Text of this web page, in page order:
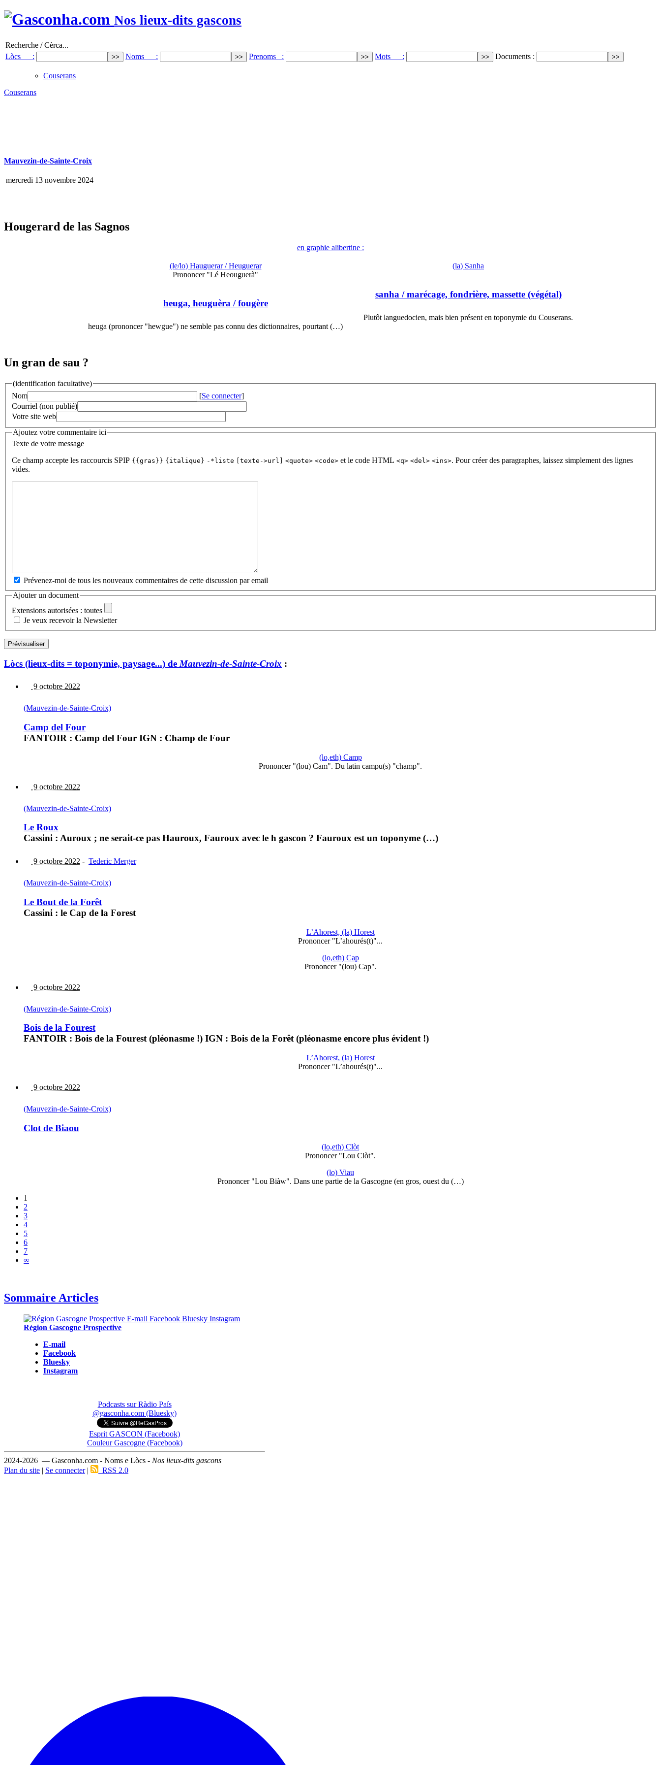
Nos lieux-dits gascons
Recherche / Cèrca...
Lòcs :
Noms : Prenoms : Mots : Documents :
Couserans
Couserans
Mauvezin-de-Sainte-Croix
mercredi 13 novembre 2024
Hougerard de las Sagnos
en graphie alibertine :
(le/lo) Hauguerar / Heuguerar
Prononcer "Lé Heouguerà"
heuga, heuguèra / fougère
heuga (prononcer "hewgue") ne semble pas connu des dictionnaires, pourtant (…)
(la) Sanha
sanha / marécage, fondrière, massette (végétal)
Plutôt languedocien, mais bien présent en toponymie du Couserans.
Un gran de sau ?
(identification facultative)
Nom
[Se connecter]
Courriel (non publié)
Votre site web
Ajoutez votre commentaire ici
Texte de votre message
Ce champ accepte les raccourcis SPIP {{gras}} {italique} -*liste [texte->url] <quote> <code> et le code HTML <q> <del> <ins>. Pour créer des paragraphes, laissez simplement des lignes
vides.
Prévenez-moi de tous les nouveaux commentaires de cette discussion par email
Ajouter un document
Extensions autorisées : toutes
Je veux recevoir la Newsletter
Lòcs (lieux-dits = toponymie, paysage...) de Mauvezin-de-Sainte-Croix :
9 octobre 2022
(Mauvezin-de-Sainte-Croix)
Camp del Four
FANTOIR : Camp del Four IGN : Champ de Four
(lo,eth) Camp
Prononcer "(lou) Cam". Du latin campu(s) "champ".
9 octobre 2022
(Mauvezin-de-Sainte-Croix)
Le Roux
Cassini : Auroux ; ne serait-ce pas Hauroux, Fauroux avec le h gascon ? Fauroux est un toponyme (…)
9 octobre 2022 - Tederic Merger
(Mauvezin-de-Sainte-Croix)
Le Bout de la Forêt
Cassini : le Cap de la Forest
L’Ahorest, (la) Horest
Prononcer "L’ahourés(t)"...
(lo,eth) Cap
Prononcer "(lou) Cap".
9 octobre 2022
(Mauvezin-de-Sainte-Croix)
Bois de la Fourest
FANTOIR : Bois de la Fourest (pléonasme !) IGN : Bois de la Forêt (pléonasme encore plus évident !)
L’Ahorest, (la) Horest
Prononcer "L’ahourés(t)"...
9 octobre 2022
(Mauvezin-de-Sainte-Croix)
Clot de Biaou
(lo,eth) Clòt
Prononcer "Lou Clòt".
(lo) Viau
Prononcer "Lou Biàw". Dans une partie de la Gascogne (en gros, ouest du (…)
1
2
3
4
5
6
7
∞
Sommaire Articles
Région Gascogne Prospective
E-mail
Facebook
Bluesky
Instagram
Podcasts sur Ràdio País
@gasconha.com (Bluesky)
Esprit GASCON (Facebook)
Couleur Gascogne (Facebook)
2024-2026 — Gasconha.com - Noms e Lòcs - Nos lieux-dits gascons
Plan du site | Se connecter| RSS 2.0